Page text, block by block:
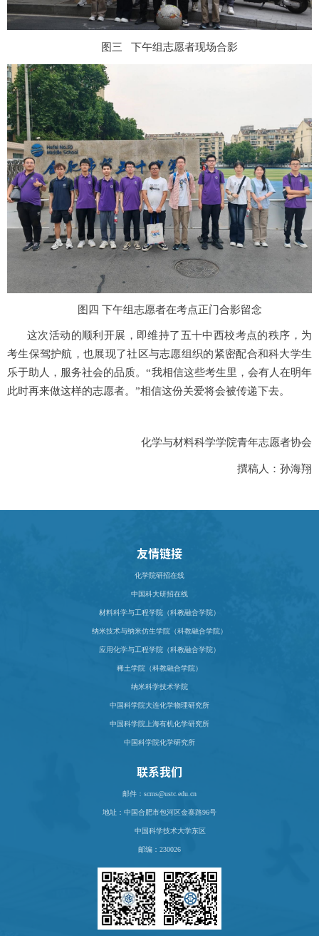
图三 下午组志愿者现场合影
图四 下午组志愿者在考点正门合影留念
这次活动的顺利开展，即维持了五十中西校考点的秩序，为
考生保驾护航，也展现了社区与志愿组织的紧密配合和科大学生
乐于助人，服务社会的品质。“我相信这些考生里，会有人在明年
此时再来做这样的志愿者。”相信这份关爱将会被传递下去。
化学与材料科学学院青年志愿者协会
撰稿人：孙海翔
友情链接
化学院研招在线
中国科大研招在线
材料科学与工程学院（科教融合学院）
纳米技术与纳米仿生学院（科教融合学院）
应用化学与工程学院（科教融合学院）
稀土学院（科教融合学院）
纳米科学技术学院
中国科学院大连化学物理研究所
中国科学院上海有机化学研究所
中国科学院化学研究所
联系我们
邮件：scms@ustc.edu.cn
地址： 中国合肥市包河区金寨路96号
中国科学技术大学东区
邮编：230026